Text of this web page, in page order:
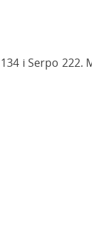
i Serpo 222.